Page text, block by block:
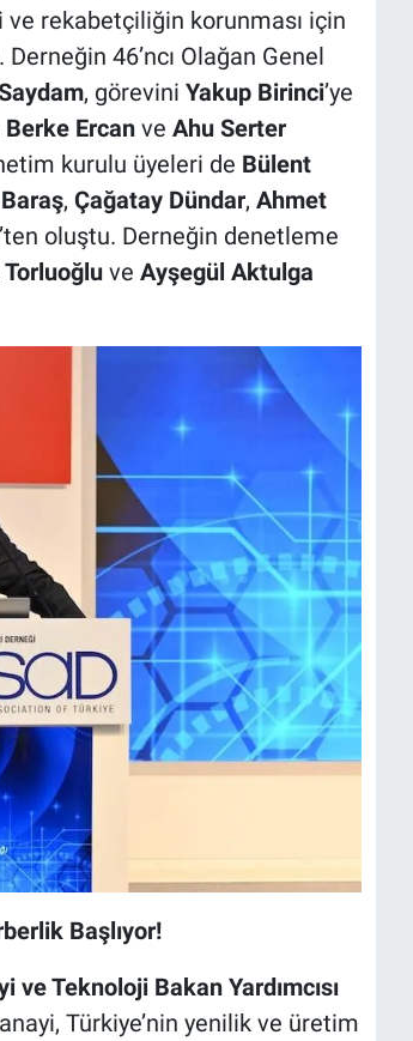
rekabetçiliğin korunması için
46’ncı Olağan Genel
, görevini Yakup Birinci’ye
Berke Ercanve Ahu Serter
kurulu üyeleri de Bülent
, Çağatay Dündar, Ahmet
oluştu. Derneğin denetleme
ve Ayşegül Aktulga
Başlıyor!
ve Teknoloji Bakan Yardımcısı
Türkiye’nin yenilik ve üretim